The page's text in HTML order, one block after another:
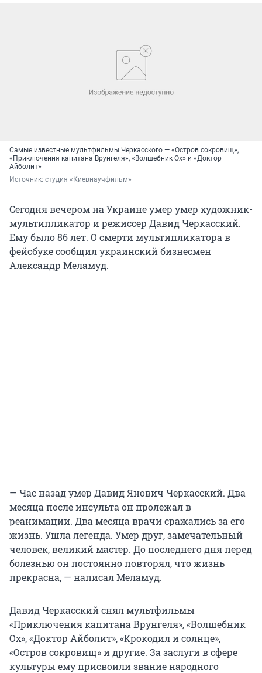
Самые известные мультфильмы Черкасского — «Остров сокровищ»,
«Приключения капитана Врунгеля», «Волшебник Ох» и «Доктор
Айболит»
Источник: студия «Киевнаучфильм»
Сегодня вечером на Украине умер умер художник-
мультипликатор и режиссер Давид Черкасский.
Ему было 86 лет. О смерти мультипликатора в
фейсбуке сообщил украинский бизнесмен
Александр Меламуд.
— Час назад умер Давид Янович Черкасский. Два
месяца после инсульта он пролежал в
реанимации. Два месяца врачи сражались за его
жизнь. Ушла легенда. Умер друг, замечательный
человек, великий мастер. До последнего дня перед
болезнью он постоянно повторял, что жизнь
прекрасна, — написал Меламуд.
Давид Черкасский снял мультфильмы
«Приключения капитана Врунгеля», «Волшебник
Ох», «Доктор Айболит», «Крокодил и солнце»,
«Остров сокровищ» и другие. За заслуги в сфере
культуры ему присвоили звание народного